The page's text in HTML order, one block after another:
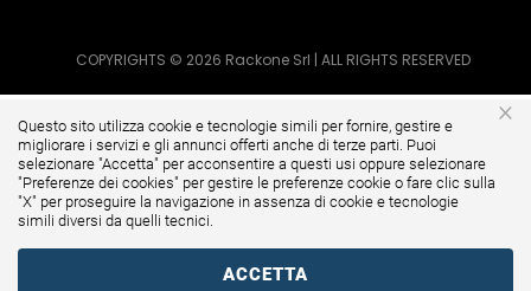
COPYRIGHTS © 2026 Rackone Srl | ALL RIGHTS RESERVED
×
Questo sito utilizza cookie e tecnologie simili per fornire, gestire e
migliorare i servizi e gli annunci offerti anche di terze parti. Puoi
selezionare "Accetta" per acconsentire a questi usi oppure selezionare
"Preferenze dei cookies" per gestire le preferenze cookie o fare clic sulla
"X" per proseguire la navigazione in assenza di cookie e tecnologie
simili diversi da quelli tecnici.
ACCETTA